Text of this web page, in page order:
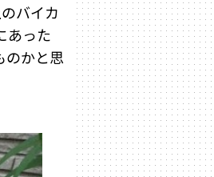
バイカ
あった
のかと思